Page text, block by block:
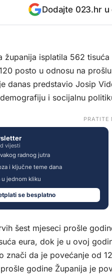
Dodajte 023.hr u
županija isplatila 562
posto u odnosu na
danas predstavio Josip
i socijalnu
PRATITE
vijesti
radnog jutra
i ključne teme dana
u jednom kliku
se besplatno
šest mjeseci prošle
eura, dok je u ovoj
znači da je povećanje od
godine Županija je